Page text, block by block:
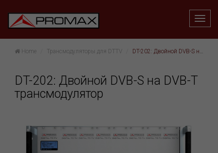
Home Трансмодуляторы для DTTV DT-202: Двойной DVB-S на DVB-T трансмодулятор
DT-202: Двойной DVB-S на DVB-T
трансмодулятор